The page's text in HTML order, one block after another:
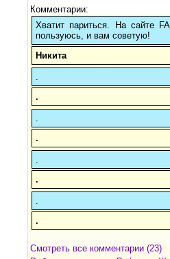
Комментарии:
Хватит париться. На сайте
пользуюсь, и вам советую!
Никита
.
.
.
.
Смотреть все комментарии (23)